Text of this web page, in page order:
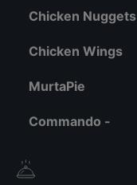
Chicken Nuggets
Chicken Wings
MurtaPie
Commando -